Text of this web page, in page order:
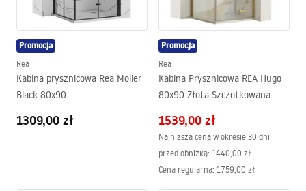
Promocja
Rea
Kabina prysznicowa Rea Molier
Black 80x90
1309,00 zł
Promocja
Rea
Kabina Prysznicowa REA Hugo
80x90 Złota Szczotkowana
1539,00 zł
Najniższa cena w okresie 30 dni
przed obniżką: 1440,00 zł
Cena regularna: 1759,00 zł